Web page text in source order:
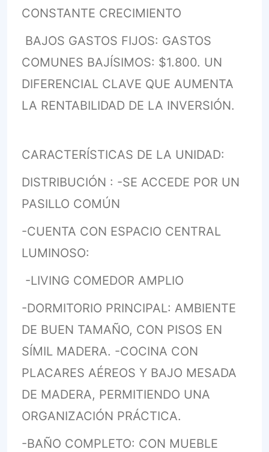
CONSTANTE CRECIMIENTO
BAJOS GASTOS FIJOS: GASTOS
COMUNES BAJÍSIMOS: $1.800. UN
DIFERENCIAL CLAVE QUE AUMENTA
LA RENTABILIDAD DE LA INVERSIÓN.
CARACTERÍSTICAS DE LA UNIDAD:
DISTRIBUCIÓN : -SE ACCEDE POR UN
PASILLO COMÚN
-CUENTA CON ESPACIO CENTRAL
LUMINOSO:
-LIVING COMEDOR AMPLIO
-DORMITORIO PRINCIPAL: AMBIENTE
DE BUEN TAMAÑO, CON PISOS EN
SÍMIL MADERA. -COCINA CON
PLACARES AÉREOS Y BAJO MESADA
DE MADERA, PERMITIENDO UNA
ORGANIZACIÓN PRÁCTICA.
-BAÑO COMPLETO: CON MUEBLE